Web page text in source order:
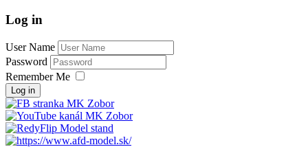
Log in
User Name
Password
Remember Me
Log in